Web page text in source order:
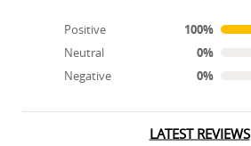
Positive
100%
Neutral
0%
Negative
0%
LATEST REVIEWS